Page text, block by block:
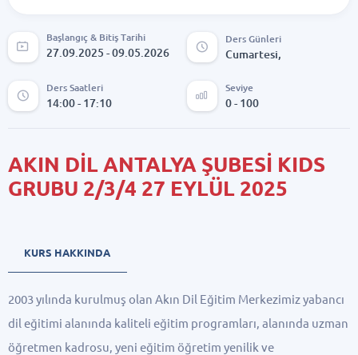
Başlangıç & Bitiş Tarihi
27.09.2025 - 09.05.2026
Ders Günleri
Cumartesi,
Ders Saatleri
14:00 - 17:10
Seviye
0 - 100
AKIN DİL ANTALYA ŞUBESİ KIDS
GRUBU 2/3/4 27 EYLÜL 2025
KURS HAKKINDA
2003 yılında kurulmuş olan Akın Dil Eğitim Merkezimiz yabancı
dil eğitimi alanında kaliteli eğitim programları, alanında uzman
öğretmen kadrosu, yeni eğitim öğretim yenilik ve